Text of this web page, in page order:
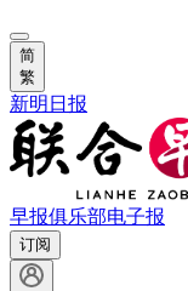
简
繁
新明日报
早报俱乐部电子报
订阅